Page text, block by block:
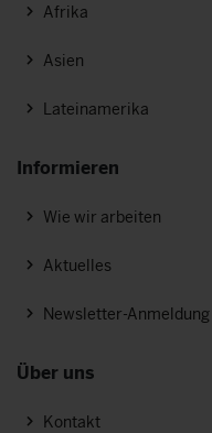
Afrika
Asien
Lateinamerika
Informieren
Wie wir arbeiten
Aktuelles
Newsletter-Anmeldung
Über uns
Kontakt